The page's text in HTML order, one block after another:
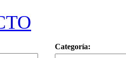
Categoría: